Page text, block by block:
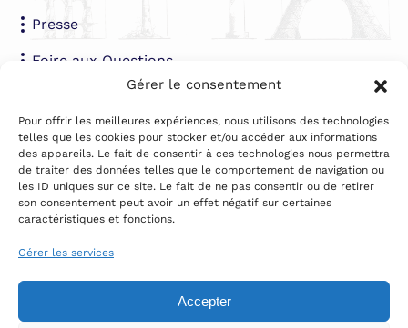
Gérer le consentement
Pour offrir les meilleures expériences, nous utilisons des technologies
telles que les cookies pour stocker et/ou accéder aux informations
des appareils. Le fait de consentir à ces technologies nous permettra
de traiter des données telles que le comportement de navigation ou
les ID uniques sur ce site. Le fait de ne pas consentir ou de retirer
son consentement peut avoir un effet négatif sur certaines
caractéristiques et fonctions.
Gérer les services
Accepter
Presse
Foire aux Questions
Contact
Par email
Téléphone
Par courrier :
Association Enviro Veritas